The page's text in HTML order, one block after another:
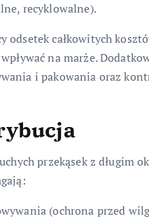
recyklowalne).
odsetek całkowitych
na marże.
i pakowania oraz
przekąsek z długim
(ochrona przed